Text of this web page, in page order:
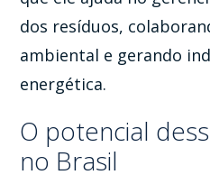
dos resíduos,
ambiental e gerando
energética.
O potencial
no Brasil